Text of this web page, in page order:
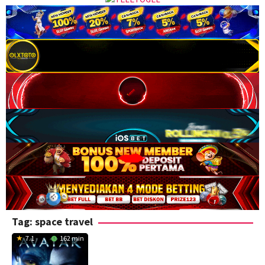
Tag: space travel
7.1 162 min